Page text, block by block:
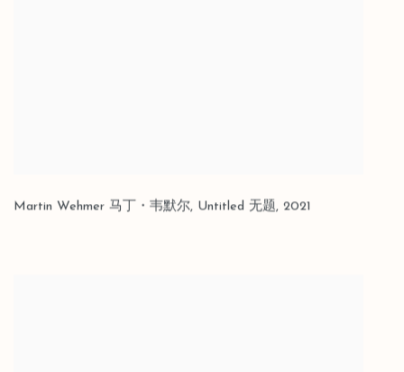
Martin Wehmer 马丁・韦默尔, Untitled 无题, 2021